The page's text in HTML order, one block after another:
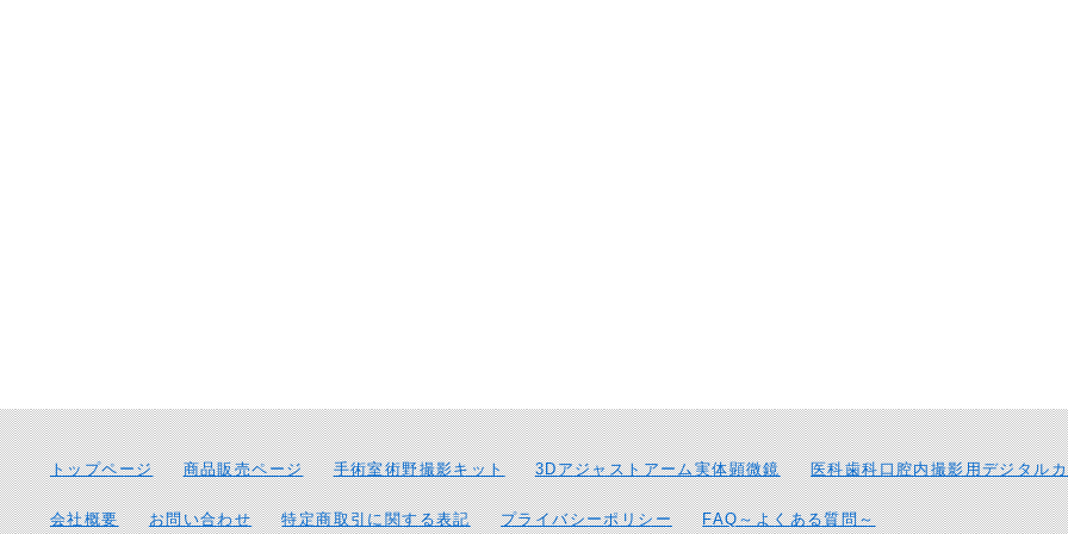
トップページ 商品販売ページ 手術室術野撮影キット 3Dアジャストアーム実体顕微鏡 医科歯科口腔内撮影用デジタル
会社概要 お問い合わせ 特定商取引に関する表記 プライバシーポリシー FAQ～よくある質問～